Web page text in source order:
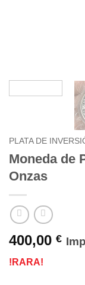
PLATA DE
Moneda de
Onzas
400,00 €
!RARA!